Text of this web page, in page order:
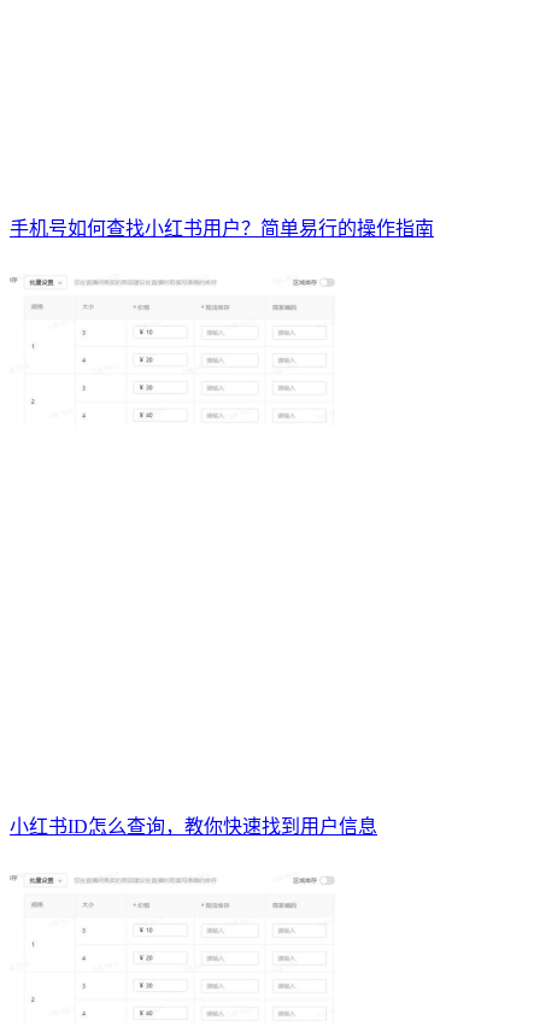
手机号如何查找小红书用户？简单易行的操作指南
小红书ID怎么查询，教你快速找到用户信息